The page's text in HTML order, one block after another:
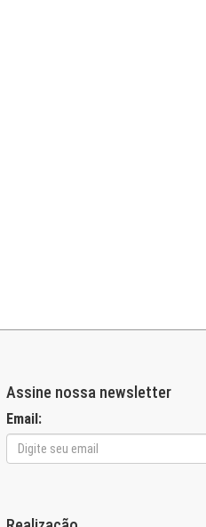
Assine nossa newsletter
Email: